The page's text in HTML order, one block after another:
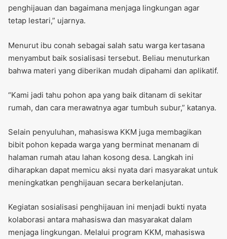
penghijauan dan bagaimana menjaga lingkungan agar
tetap lestari,” ujarnya.
Menurut ibu conah sebagai salah satu warga kertasana
menyambut baik sosialisasi tersebut. Beliau menuturkan
bahwa materi yang diberikan mudah dipahami dan aplikatif.
“Kami jadi tahu pohon apa yang baik ditanam di sekitar
rumah, dan cara merawatnya agar tumbuh subur,” katanya.
Selain penyuluhan, mahasiswa KKM juga membagikan
bibit pohon kepada warga yang berminat menanam di
halaman rumah atau lahan kosong desa. Langkah ini
diharapkan dapat memicu aksi nyata dari masyarakat untuk
meningkatkan penghijauan secara berkelanjutan.
Kegiatan sosialisasi penghijauan ini menjadi bukti nyata
kolaborasi antara mahasiswa dan masyarakat dalam
menjaga lingkungan. Melalui program KKM, mahasiswa